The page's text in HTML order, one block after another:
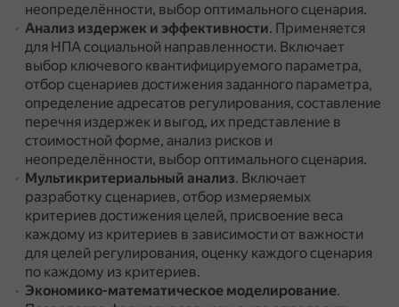
неопределённости, выбор оптимального сценария.
Анализ издержек и эффективности. Применяется
для НПА социальной направленности. Включает
выбор ключевого квантифицируемого параметра,
отбор сценариев достижения заданного параметра,
определение адресатов регулирования, составление
перечня издержек и выгод, их представление в
стоимостной форме, анализ рисков и
неопределённости, выбор оптимального сценария.
Мультикритериальный анализ. Включает
разработку сценариев, отбор измеряемых
критериев достижения целей, присвоение веса
каждому из критериев в зависимости от важности
для целей регулирования, оценку каждого сценария
по каждому из критериев.
Экономико-математическое моделирование.